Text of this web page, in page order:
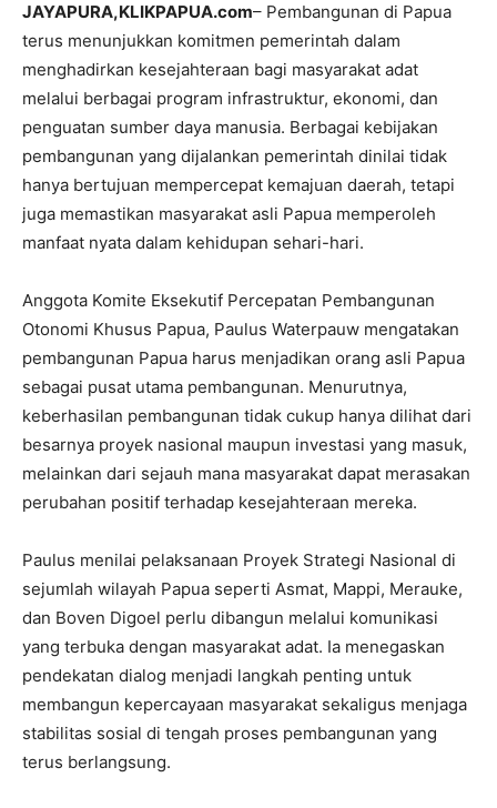
JAYAPURA,KLIKPAPUA.com– Pembangunan di Papua
terus menunjukkan komitmen pemerintah dalam
menghadirkan kesejahteraan bagi masyarakat adat
melalui berbagai program infrastruktur, ekonomi, dan
penguatan sumber daya manusia. Berbagai kebijakan
pembangunan yang dijalankan pemerintah dinilai tidak
hanya bertujuan mempercepat kemajuan daerah, tetapi
juga memastikan masyarakat asli Papua memperoleh
manfaat nyata dalam kehidupan sehari-hari.
Anggota Komite Eksekutif Percepatan Pembangunan
Otonomi Khusus Papua, Paulus Waterpauw mengatakan
pembangunan Papua harus menjadikan orang asli Papua
sebagai pusat utama pembangunan. Menurutnya,
keberhasilan pembangunan tidak cukup hanya dilihat dari
besarnya proyek nasional maupun investasi yang masuk,
melainkan dari sejauh mana masyarakat dapat merasakan
perubahan positif terhadap kesejahteraan mereka.
Paulus menilai pelaksanaan Proyek Strategi Nasional di
sejumlah wilayah Papua seperti Asmat, Mappi, Merauke,
dan Boven Digoel perlu dibangun melalui komunikasi
yang terbuka dengan masyarakat adat. Ia menegaskan
pendekatan dialog menjadi langkah penting untuk
membangun kepercayaan masyarakat sekaligus menjaga
stabilitas sosial di tengah proses pembangunan yang
terus berlangsung.